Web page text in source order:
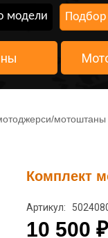
модели Подбор
Комплект
Артикул:
10 500 ₽